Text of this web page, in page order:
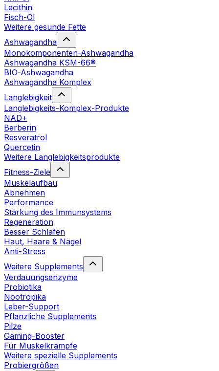
Lecithin
Fisch-Öl
Weitere gesunde Fette
Ashwagandha
Monokomponenten-Ashwagandha
Ashwagandha KSM-66®
BIO-Ashwagandha
Ashwagandha Komplex
Langlebigkeit
Langlebigkeits-Komplex-Produkte
NAD+
Berberin
Resveratrol
Quercetin
Weitere Langlebigkeitsprodukte
Fitness-Ziele
Muskelaufbau
Abnehmen
Performance
Stärkung des Immunsystems
Regeneration
Besser Schlafen
Haut, Haare & Nägel
Anti-Stress
Weitere Supplements
Verdauungsenzyme
Probiotika
Nootropika
Leber-Support
Pflanzliche Supplements
Pilze
Gaming-Booster
Für Muskelkrämpfe
Weitere spezielle Supplements
Probiergrößen